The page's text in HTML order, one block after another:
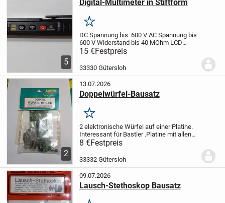
5
Digital-Multimeter in Stiftform
Merken
DC Spannung bis 600 V AC Spannung bis
600 V Widerstand bis 40 MOhm LCD
AnzeigeDioden Test u.s.w
15 €Festpreis
33330 Gütersloh
2
13.07.2026
Doppelwürfel-Bausatz
Merken
2 elektronische Würfel auf einer Platine.
Interessant für Bastler .Platine mit allen
erforderlichen Bauteilen und Anleitung.Die
Anzeige erfolgt zufallsbedingt.
Stromversorgung 4,5 bis 5 Volt
8 €Festpreis
33332 Gütersloh
09.07.2026
Lausch-Stethoskop Bausatz